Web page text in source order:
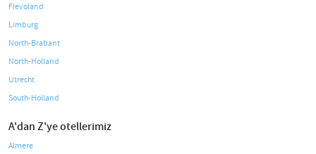
Flevoland
Limburg
North-Brabant
North-Holland
Utrecht
South-Holland
A'dan Z'ye otellerimiz
Almere